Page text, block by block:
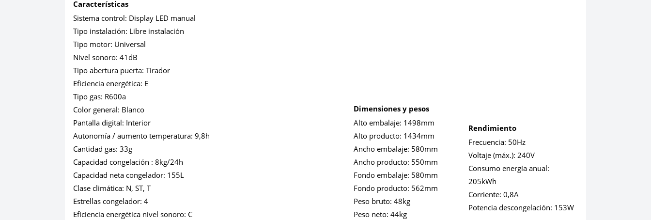
Características
Sistema control: Display LED manual
Tipo instalación: Libre instalación
Tipo motor: Universal
Nivel sonoro:41dB
Tipo abertura puerta:Tirador
Eficiencia energética: E
Tipo gas: R600a
Color general: Blanco
Pantalla digital: Interior
Autonomía / aumento temperatura:9,8h
Cantidad gas:33g
Capacidad congelación :8kg/24h
Capacidad neta congelador: 155L
Clase climática: N, ST, T
Estrellas congelador:4
Eficiencia energética nivel sonoro: C
Dimensiones y pesos
Alto embalaje: 1498mm
Alto producto: 1434mm
Ancho embalaje: 580mm
Ancho producto: 550mm
Fondo embalaje: 580mm
Fondo producto: 562mm
Peso bruto:48kg
Peso neto:44kg
Rendimiento
Frecuencia: 50Hz
Voltaje (máx.):240V
Consumo energía anual:
205kWh
Corriente:0,8A
Potencia descongelación: 153W